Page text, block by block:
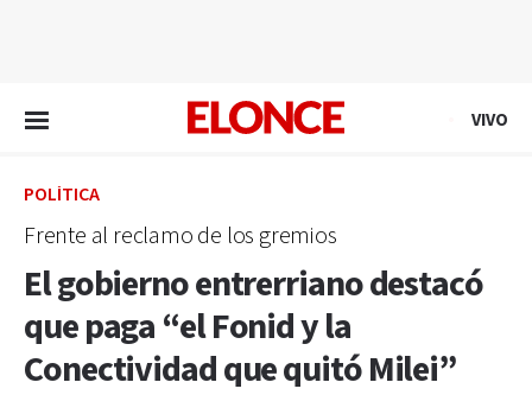
VIVO
POLÍTICA
Frente al reclamo de los gremios
El gobierno entrerriano destacó
que paga “el Fonid y la
Conectividad que quitó Milei”